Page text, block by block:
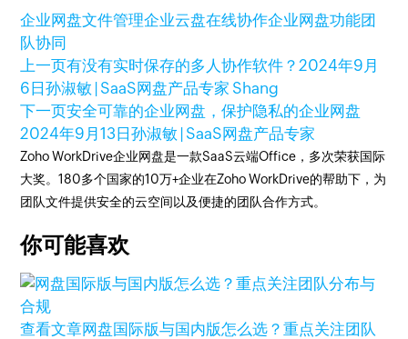
企业网盘文件管理企业云盘在线协作企业网盘功能团
队协同
上一页有没有实时保存的多人协作软件？2024年9月
6日孙淑敏 | SaaS网盘产品专家 Shang
下一页安全可靠的企业网盘，保护隐私的企业网盘
2024年9月13日孙淑敏 | SaaS网盘产品专家
Zoho WorkDrive企业网盘是一款SaaS云端Office，多次荣获国际
大奖。180多个国家的10万+企业在Zoho WorkDrive的帮助下，为
团队文件提供安全的云空间以及便捷的团队合作方式。
你可能喜欢
查看文章网盘国际版与国内版怎么选？重点关注团队